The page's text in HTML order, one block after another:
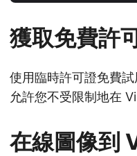
獲取免費許
使用臨時許可證免費試
允許您不受限制地在
在線圖像到